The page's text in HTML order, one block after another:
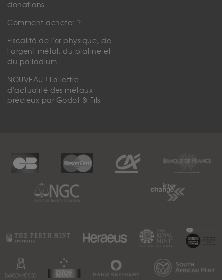
donations
Comment acheter ?
Fiscalité de l'or physique, de
l'argent métal, du platine et
du palladium
NOUVEAU ! La lettre
d'actualité des métaux
précieux par Godot & Fils